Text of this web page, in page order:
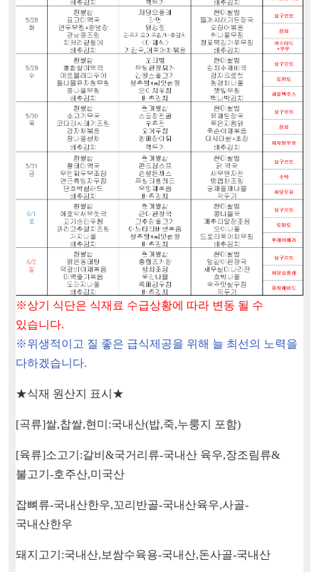
※상기 식단은 식재료 수급상황에 따라 변동 될 수
있습니다.
※위생적이고 질 좋은 급식제공을 위해 늘 최선의 노력을
다하겠습니다.
★식재 원산지 표시 ★
[곡류]쌀,찹쌀,현미 :국내산(밥,죽,누룽지 포함)
[육류]소고기 :갈비 &국거리류-국내산 육우,장조림류&
불고기 -호주산,미국산
잡뼈류-국내산한우,꼬리반골-국내산육우,사골-
국내산한우
돼지고기 :국내산, 보쌈수육용-국내산,돈사골-국내산